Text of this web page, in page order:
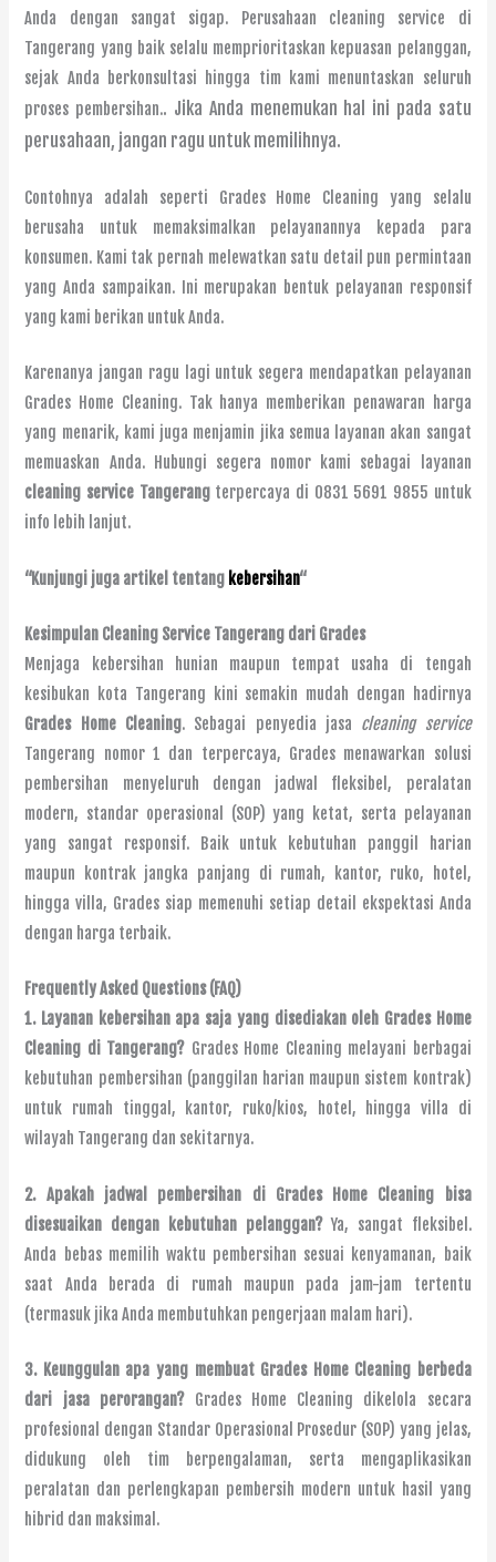
Anda dengan sangat sigap. Perusahaan cleaning service di
Tangerang yang baik selalu memprioritaskan kepuasan pelanggan,
sejak Anda berkonsultasi hingga tim kami menuntaskan seluruh
proses pembersihan.. Jika Anda menemukan hal ini pada satu
perusahaan, jangan ragu untuk memilihnya.
Contohnya adalah seperti Grades Home Cleaning yang selalu
berusaha untuk memaksimalkan pelayanannya kepada para
konsumen. Kami tak pernah melewatkan satu detail pun permintaan
yang Anda sampaikan. Ini merupakan bentuk pelayanan responsif
yang kami berikan untuk Anda.
Karenanya jangan ragu lagi untuk segera mendapatkan pelayanan
Grades Home Cleaning. Tak hanya memberikan penawaran harga
yang menarik, kami juga menjamin jika semua layanan akan sangat
memuaskan Anda. Hubungi segera nomor kami sebagai layanan
cleaning service Tangerangterpercaya di 0831 5691 9855 untuk
info lebih lanjut.
“Kunjungi juga artikel tentang kebersihan“
Kesimpulan Cleaning Service Tangerang dari Grades
Menjaga kebersihan hunian maupun tempat usaha di tengah
kesibukan kota Tangerang kini semakin mudah dengan hadirnya
Grades Home Cleaning. Sebagai penyedia jasa cleaning service
Tangerang nomor 1 dan terpercaya, Grades menawarkan solusi
pembersihan menyeluruh dengan jadwal fleksibel, peralatan
modern, standar operasional (SOP) yang ketat, serta pelayanan
yang sangat responsif. Baik untuk kebutuhan panggil harian
maupun kontrak jangka panjang di rumah, kantor, ruko, hotel,
hingga villa, Grades siap memenuhi setiap detail ekspektasi Anda
dengan harga terbaik.
Frequently Asked Questions (FAQ)
1. Layanan kebersihan apa saja yang disediakan oleh Grades Home
Cleaning di Tangerang? Grades Home Cleaning melayani berbagai
kebutuhan pembersihan (panggilan harian maupun sistem kontrak)
untuk rumah tinggal, kantor, ruko/kios, hotel, hingga villa di
wilayah Tangerang dan sekitarnya.
2. Apakah jadwal pembersihan di Grades Home Cleaning bisa
disesuaikan dengan kebutuhan pelanggan?Ya, sangat fleksibel.
Anda bebas memilih waktu pembersihan sesuai kenyamanan, baik
saat Anda berada di rumah maupun pada jam-jam tertentu
(termasuk jika Anda membutuhkan pengerjaan malam hari).
3. Keunggulan apa yang membuat Grades Home Cleaning berbeda
dari jasa perorangan?Grades Home Cleaning dikelola secara
profesional dengan Standar Operasional Prosedur (SOP) yang jelas,
didukung oleh tim berpengalaman, serta mengaplikasikan
peralatan dan perlengkapan pembersih modern untuk hasil yang
hibrid dan maksimal.